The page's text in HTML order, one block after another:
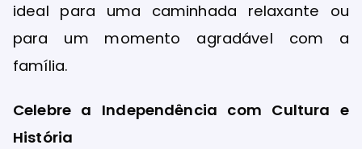
ideal para uma caminhada relaxante ou
para um momento agradável com a
família.
Celebre a Independência com Cultura e
História